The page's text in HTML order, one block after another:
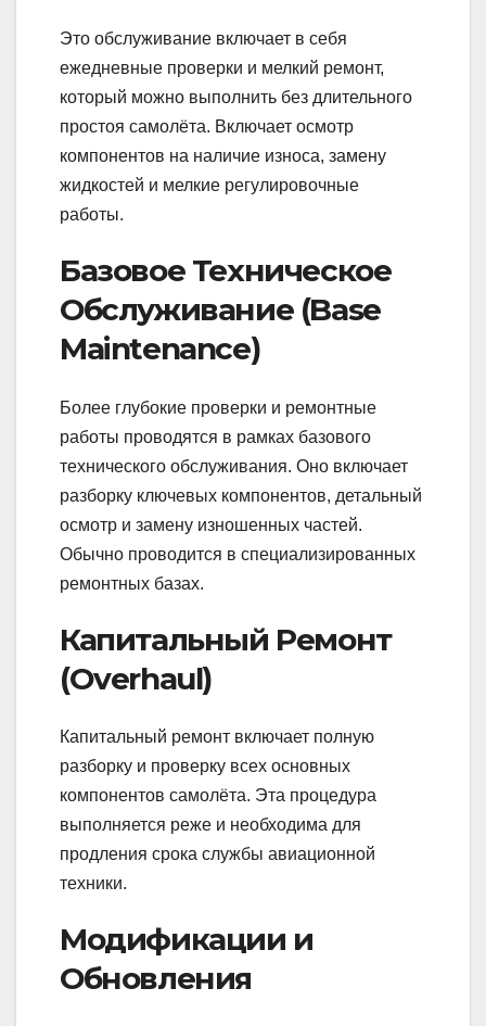
Это обслуживание включает в себя
ежедневные проверки и мелкий ремонт,
который можно выполнить без длительного
простоя самолёта. Включает осмотр
компонентов на наличие износа, замену
жидкостей и мелкие регулировочные
работы.
Базовое Техническое
Обслуживание (Base
Maintenance)
Более глубокие проверки и ремонтные
работы проводятся в рамках базового
технического обслуживания. Оно включает
разборку ключевых компонентов, детальный
осмотр и замену изношенных частей.
Обычно проводится в специализированных
ремонтных базах.
Капитальный Ремонт
(Overhaul)
Капитальный ремонт включает полную
разборку и проверку всех основных
компонентов самолёта. Эта процедура
выполняется реже и необходима для
продления срока службы авиационной
техники.
Модификации и
Обновления